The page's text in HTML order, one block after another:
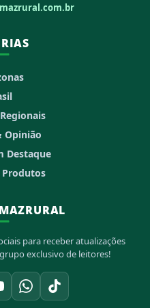
Opinião
Destaque
para receber atualizações
exclusivo de leitores!